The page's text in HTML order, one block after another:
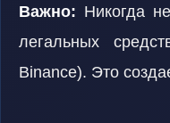
Важно: Никогда
легальных
Binance). Это